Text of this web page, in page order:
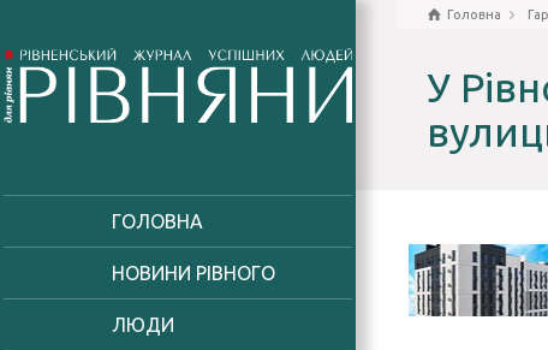
ГОЛОВНА
НОВИНИ РІВНОГО
ЛЮДИ
Головна
У